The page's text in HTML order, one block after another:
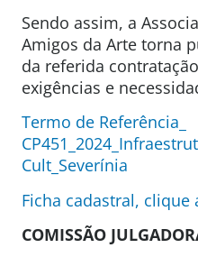
Sendo assim, a
Amigos da Arte torna
da referida
exigências e
Termo de Referência_
Cult_Severínia
Ficha cadastral, clique
COMISSÃO